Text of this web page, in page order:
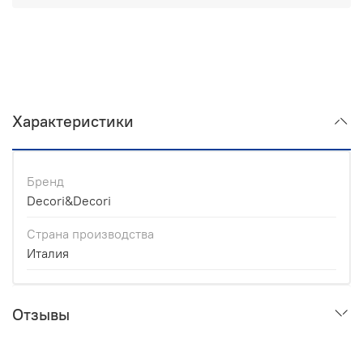
Характеристики
Бренд
Decori&Decori
Страна производства
Италия
Отзывы